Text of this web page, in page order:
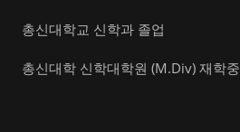
총신대학교 신학과 졸업
총신대학 신학대학원 (M.Div) 재학중